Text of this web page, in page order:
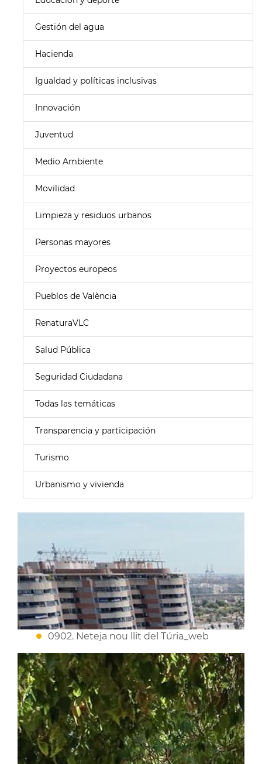
Gestión del agua
Hacienda
Igualdad y políticas inclusivas
Innovación
Juventud
Medio Ambiente
Movilidad
Limpieza y residuos urbanos
Personas mayores
Proyectos europeos
Pueblos de València
RenaturaVLC
Salud Pública
Seguridad Ciudadana
Todas las temáticas
Transparencia y participación
Turismo
Urbanismo y vivienda
0902. Neteja nou llit del Túria_web